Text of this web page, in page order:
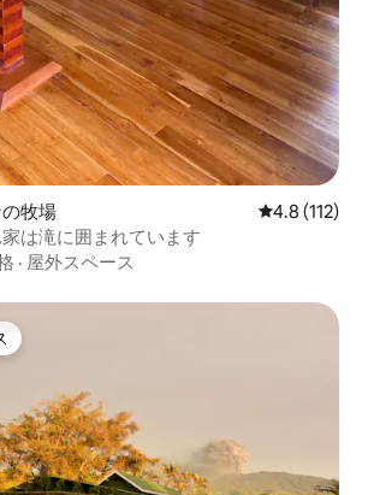
牧場 レビュー112
4.8 (112)
は滝に囲まれています
· 屋外スペース
イスです。